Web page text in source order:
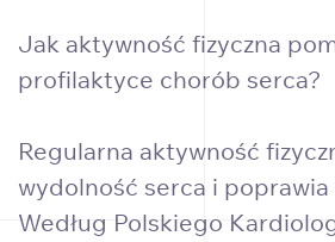
Jak aktywność fizyczna
profilaktyce chorób serca?
Regularna aktywność
wydolność serca i
Według Polskiego